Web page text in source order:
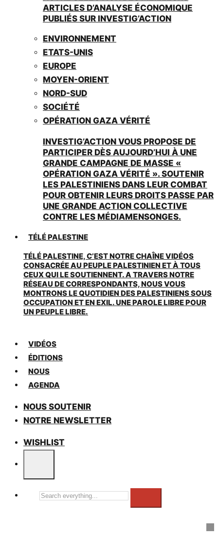
ARTICLES D’ANALYSE ÉCONOMIQUE
PUBLIÉS SUR INVESTIG’ACTION
ENVIRONNEMENT
ETATS-UNIS
EUROPE
MOYEN-ORIENT
NORD-SUD
SOCIÉTÉ
OPÉRATION GAZA VÉRITÉ
INVESTIG’ACTION VOUS PROPOSE DE
PARTICIPER DÈS AUJOURD’HUI À UNE
GRANDE CAMPAGNE DE MASSE «
OPÉRATION GAZA VÉRITÉ ». SOUTENIR
LES PALESTINIENS DANS LEUR COMBAT
POUR OBTENIR LEURS DROITS PASSE PAR
UNE GRANDE ACTION COLLECTIVE
CONTRE LES MÉDIAMENSONGES.
TÉLÉ PALESTINE
TÉLÉ PALESTINE, C’EST NOTRE CHAÎNE VIDÉOS
CONSACRÉE AU PEUPLE PALESTINIEN ET À TOUS
CEUX QUI LE SOUTIENNENT. A TRAVERS NOTRE
RÉSEAU DE CORRESPONDANTS, NOUS VOUS
MONTRONS LE QUOTIDIEN DES PALESTINIENS SOUS
OCCUPATION ET EN EXIL. UNE PAROLE LIBRE POUR
UN PEUPLE LIBRE.
VIDÉOS
ÉDITIONS
NOUS
AGENDA
NOUS SOUTENIR
NOTRE NEWSLETTER
WISHLIST
Search